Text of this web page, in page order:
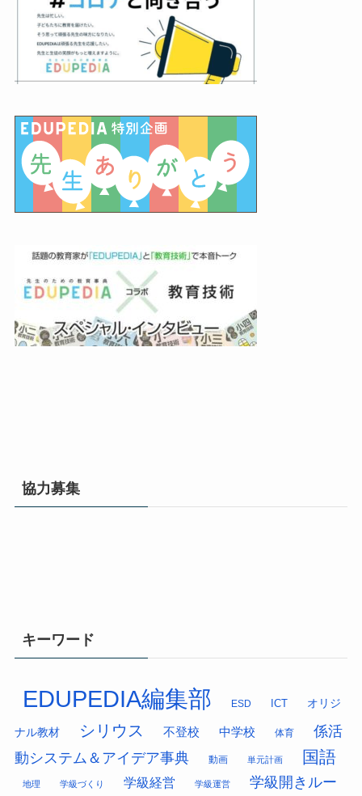
協力募集
キーワード
EDUPEDIA編集部 ESD ICT オリジ
ナル教材 シリウス 不登校 中学校 体育
係活
動システム＆アイデア事典
動画 単元計画 国語
地理 学級づくり 学級経営 学級運営
学級開きルー